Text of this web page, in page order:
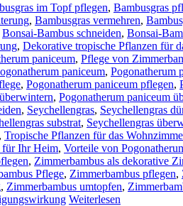
im Topf pflegen, Bambusgras
, Bambusgras vermehren,
Bonsai-Bambus schneiden, Bonsai-
, Dekorative tropische Pflanzen für
paniceum, Pflege von
paniceum, Pogonatherum
, Pogonatherum paniceum pflegen,
, Pogonatherum paniceum
, Seychellengras, Seychellengras
substrat, Seychellengras
, Tropische Pflanzen für das
für Ihr Heim, Vorteile von
, Zimmerbambus als dekorative
Pflege, Zimmerbambus pflegen,
, Zimmerbambus umtopfen,
Weiterlesen